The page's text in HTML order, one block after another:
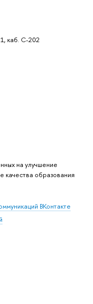
каб. C-202
на улучшение
качества образования
ВКонтакте